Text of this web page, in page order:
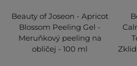
Beauty of Joseon - Apricot
Blossom Peeling Gel -
Meruňkový peeling na
obličej - 100 ml